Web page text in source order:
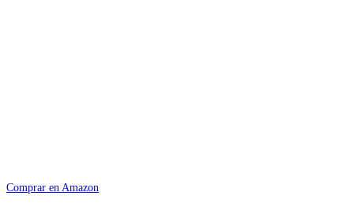
Comprar en Amazon